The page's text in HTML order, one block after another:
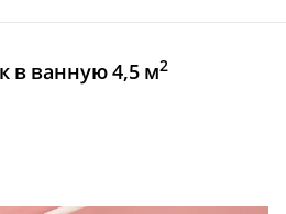
в ванную 4,5 м2